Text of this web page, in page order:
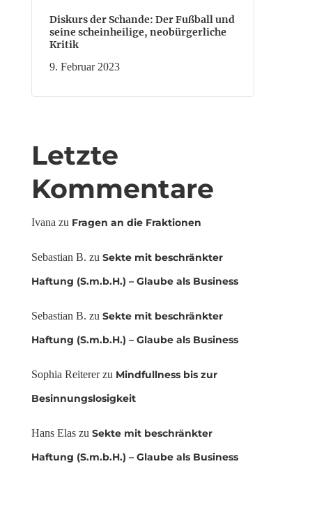
Diskurs der Schande: Der Fußball und
seine scheinheilige, neobürgerliche
Kritik
9. Februar 2023
Letzte
Kommentare
Ivana zu Fragen an die Fraktionen
Sebastian B. zu Sekte mit beschränkter
Haftung (S.m.b.H.) – Glaube als Business
Sebastian B. zu Sekte mit beschränkter
Haftung (S.m.b.H.) – Glaube als Business
Sophia Reitererzu Mindfullness bis zur
Besinnungslosigkeit
Hans Elaszu Sekte mit beschränkter
Haftung (S.m.b.H.) – Glaube als Business